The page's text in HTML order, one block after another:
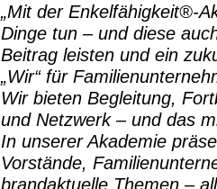
„Mit der Enkelfähigkeit®-
Dinge tun – und diese
Beitrag leisten und ein
„Wir“ für
Wir bieten Begleitung,
und Netzwerk – und das
In unserer Akademie
Vorstände,
brandaktuelle Themen –